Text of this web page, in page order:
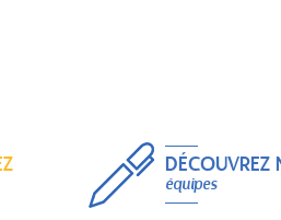
DÉCOUVREZ
équipes